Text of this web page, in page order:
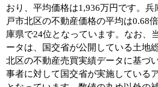
おり、平均価格は1,936万円です。
戸市北区の不動産価格の平均は0.68
庫県で24位となっています。なお、
ータは、国交省が公開している土地
北区の不動産売買実績データに基づ
事者に対して国交省が実施している